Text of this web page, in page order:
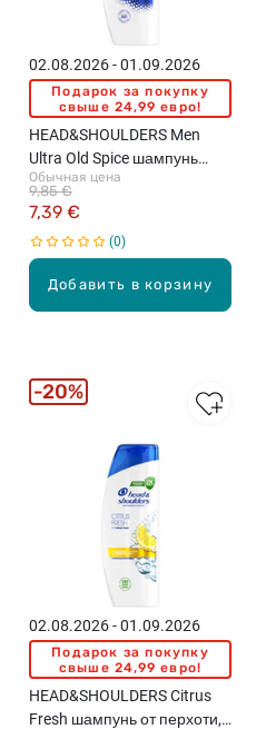
Добавить в корзину
02.08.2026 - 01.09.2026
Подарок за покупку
свыше 24,99 евро!
HEAD&SHOULDERS Men
Ultra Old Spice шампунь
против перхоти, 330мл
Обычная цена
7,39 €
9,85 €
0
02.08.2026 - 01.09.2026
Подарок за покупку
свыше 24,99 евро!
HEAD&SHOULDERS Citrus
Fresh шампунь от перхоти,
20%